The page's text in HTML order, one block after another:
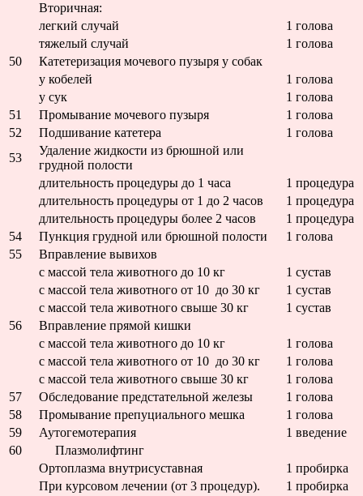
Вторичная:
легкий случай
1 голова
тяжелый случай
1 голова
50
Катетеризация мочевого пузыря у собак
у кобелей
1 голова
у сук
1 голова
51
Промывание мочевого пузыря
1 голова
52
Подшивание катетера
1 голова
53
Удаление жидкости из брюшной или
грудной полости
длительность процедуры до 1 часа
1 процедура
длительность процедуры от 1 до 2 часов
1 процедура
длительность процедуры более 2 часов
1 процедура
54
Пункция грудной или брюшной полости
1 голова
55
Вправление вывихов
с массой тела животного до 10 кг
1 сустав
с массой тела животного от 10 до 30 кг
1 сустав
с массой тела животного свыше 30 кг
1 сустав
56
Вправление прямой кишки
с массой тела животного до 10 кг
1 голова
с массой тела животного от 10 до 30 кг
1 голова
с массой тела животного свыше 30 кг
1 голова
57
Обследование предстательной железы
1 голова
58
Промывание препуциального мешка
1 голова
59
Аутогемотерапия
1 введение
60
Плазмолифтинг
Ортоплазма внутрисуставная
1 пробирка
При курсовом лечении (от 3 процедур).
1 пробирка